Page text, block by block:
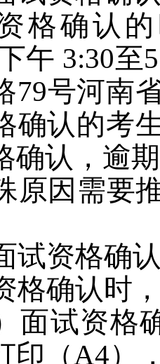
格确认
午 3:30
79号河南
确认的考
确认，逾
原因需要
试资格确
格确认时
面试资
印（A4）